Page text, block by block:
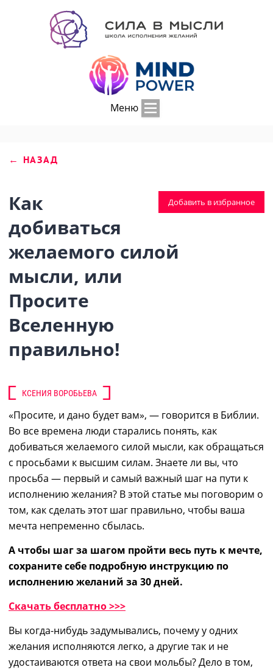
Меню
← НАЗАД
Добавить в избранное
Как
добиваться
желаемого силой
мысли, или
Просите
Вселенную
правильно!
КСЕНИЯ ВОРОБЬЕВА
«Просите, и дано будет вам», — говорится в Библии.
Во все времена люди старались понять, как
добиваться желаемого силой мысли, как обращаться
с просьбами к высшим силам. Знаете ли вы, что
просьба — первый и самый важный шаг на пути к
исполнению желания? В этой статье мы поговорим о
том, как сделать этот шаг правильно, чтобы ваша
мечта непременно сбылась.
А чтобы шаг за шагом пройти весь путь к мечте,
сохраните себе подробную инструкцию по
исполнению желаний за 30 дней.
Скачать бесплатно >>>
Вы когда-нибудь задумывались, почему у одних
желания исполняются легко, а другие так и не
удостаиваются ответа на свои мольбы? Дело в том,